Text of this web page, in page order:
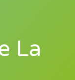
La